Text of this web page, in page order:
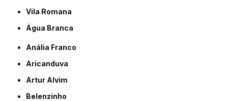
Vila Romana
Água Branca
Anália Franco
Aricanduva
Artur Alvim
Belenzinho